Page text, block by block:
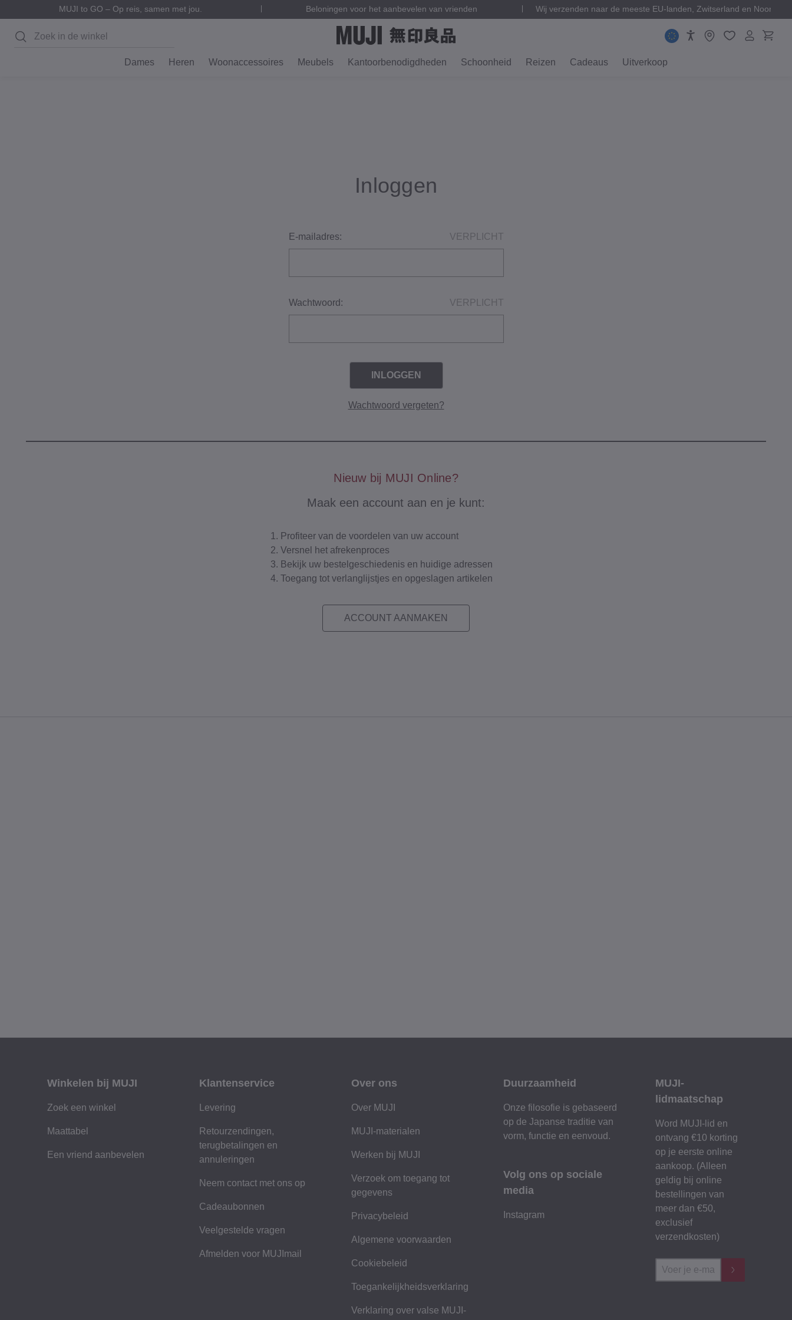
MUJI to GO – Op reis, samen met jou. Beloningen voor het aanbevelen van vrienden Wij verzenden naar de meeste EU-landen, Zwitserland en
Zoeken
Dames Heren Woonaccessoires Meubels Kantoorbenodigdheden Schoonheid Reizen Cadeaus Uitverkoop
Inloggen
E-mailadres: VERPLICHT
Wachtwoord: VERPLICHT
Wachtwoord vergeten?
Nieuw bij MUJI Online?
Maak een account aan en je kunt:
Profiteer van de voordelen van uw account
Versnel het afrekenproces
Bekijk uw bestelgeschiedenis en huidige adressen
Toegang tot verlanglijstjes en opgeslagen artikelen
ACCOUNT AANMAKEN
Winkelen bij MUJI
Zoek een winkel
Maattabel
Een vriend aanbevelen
Klantenservice
Levering
Retourzendingen,
terugbetalingen en
annuleringen
Neem contact met ons op
Cadeaubonnen
Veelgestelde vragen
Afmelden voor MUJImail
Over ons
Over MUJI
MUJI-materialen
Werken bij MUJI
Verzoek om toegang tot
gegevens
Privacybeleid
Algemene voorwaarden
Cookiebeleid
Toegankelijkheidsverklaring
Verklaring over valse MUJI-
Duurzaamheid
Onze filosofie is gebaseerd
op de Japanse traditie van
vorm, functie en eenvoud.
Volg ons op sociale
media
Instagram
MUJI-
lidmaatschap
Word MUJI-lid en
ontvang €10 korting
op je eerste online
aankoop. (Alleen
geldig bij online
bestellingen van
meer dan €50,
exclusief
verzendkosten)